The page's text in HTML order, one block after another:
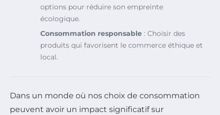
options pour réduire son empreinte
écologique.
Consommation responsable : Choisir des
produits qui favorisent le commerce éthique et
local.
Dans un monde où nos choix de consommation
peuvent avoir un impact significatif sur